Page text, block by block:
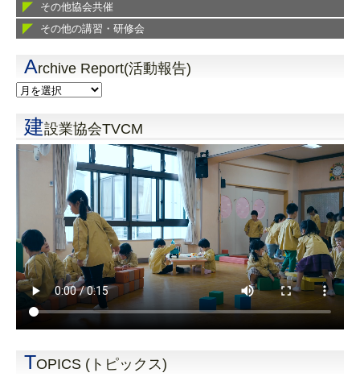
その他協会共催
その他の講習・研修会
Archive Report(活動報告)
建設業協会TVCM
TOPICS (トピックス)